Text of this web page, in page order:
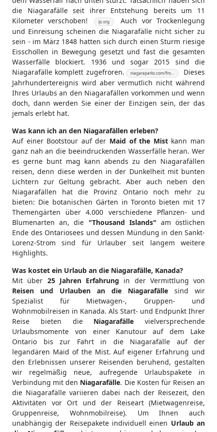
die Niagarafälle seit ihrer Entstehung bereits um 11
Kilometer verschoben!
ijc.org
Auch vor Trockenlegung
und Einreisung scheinen die Niagarafälle nicht sicher zu
sein - im März 1848 hatten sich durch einen Sturm riesige
Eisschollen in Bewegung gesetzt und fast die gesamten
Wasserfälle blockiert. 1936 und sogar 2015 sind die
Niagarafälle komplett zugefroren.
niagaraparks.com/fro…
Dieses
Jahrhundertereignis wird aber vermutlich nicht während
Ihres Urlaubs an den Niagarafällen vorkommen und wenn
doch, dann werden Sie einer der Einzigen sein, der das
jemals erlebt hat.
Was kann ich an den Niagarafällen erleben?
Auf einer Bootstour auf der Maid of the Mistkann man
ganz nah an die beeindruckenden Wasserfälle heran. Wer
es gerne bunt mag kann abends zu den Niagarafällen
reisen, denn diese werden in der Dunkelheit mit bunten
Lichtern zur Geltung gebracht. Aber auch neben den
Niagarafällen hat die Provinz Ontario noch mehr zu
bieten: Die botanischen Gärten in Toronto bieten mit 17
Themengärten über 4.000 verschiedene Pflanzen- und
Blumenarten an, die "Thousand Islands" am östlichen
Ende des Ontariosees und dessen Mündung in den Sankt-
Lorenz-Strom sind für Urlauber seit langem weitere
Highlights.
Was kostet ein Urlaub an die Niagarafälle, Kanada?
Mit über 25 Jahren Erfahrung in der Vermittlung von
Reisen und Urlauben an die Niagarafälle sind wir
Spezialist für Mietwagen-, Gruppen- und
Wohnmobilreisen in Kanada. Als Start- und Endpunkt Ihrer
Reise bieten die Niagarafälle vielversprechende
Urlaubsmomente von einer Kanutour auf dem Lake
Ontario bis zur Fahrt in die Niagarafälle auf der
legandären Maid of the Mist. Auf eigener Erfahrung und
den Erlebnissen unserer Reisenden beruhend, gestalten
wir regelmäßig neue, aufregende Urlaubspakete in
Verbindung mit den Niagarafälle. Die Kosten für Reisen an
die Niagarafälle variieren dabei nach der Reisezeit, den
Aktivitäten vor Ort und der Reiseart (Mietwagenreise,
Gruppenreise, Wohnmobilreise). Um Ihnen auch
unabhängig der Reisepakete individuell einen Urlaub an